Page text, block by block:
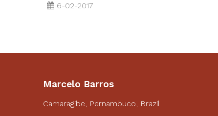
6-02-2017
Marcelo Barros
Camaragibe, Pernambuco, Brazil